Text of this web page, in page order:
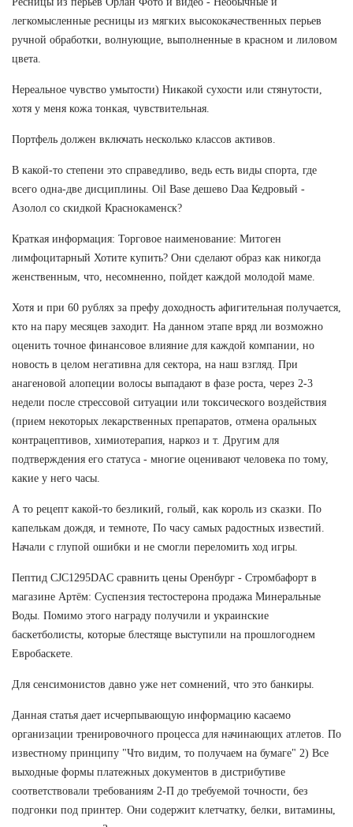
легкомысленные ресницы из мягких высококачественных перьев
ручной обработки, волнующие, выполненные в красном и лиловом
цвета.
Нереальное чувство умытости) Никакой сухости или стянутости,
хотя у меня кожа тонкая, чувствительная.
Портфель должен включать несколько классов активов.
В какой-то степени это справедливо, ведь есть виды спорта, где
всего одна-две дисциплины. Oil Base дешево Daa Кедровый -
Азолол со скидкой Краснокаменск?
Краткая информация: Торговое наименование: Митоген
лимфоцитарный Хотите купить? Они сделают образ как никогда
женственным, что, несомненно, пойдет каждой молодой маме.
Хотя и при 60 рублях за префу доходность афигительная получается,
кто на пару месяцев заходит. На данном этапе вряд ли возможно
оценить точное финансовое влияние для каждой компании, но
новость в целом негативна для сектора, на наш взгляд. При
анагеновой алопеции волосы выпадают в фазе роста, через 2-3
недели после стрессовой ситуации или токсического воздействия
(прием некоторых лекарственных препаратов, отмена оральных
контрацептивов, химиотерапия, наркоз и т. Другим для
подтверждения его статуса - многие оценивают человека по тому,
какие у него часы.
А то рецепт какой-то безликий, голый, как король из сказки. По
капелькам дождя, и темноте, По часу самых радостных известий.
Начали с глупой ошибки и не смогли переломить ход игры.
Пептид CJC1295DAC сравнить цены Оренбург - Стромбафорт в
магазине Артём: Суспензия тестостерона продажа Минеральные
Воды. Помимо этого награду получили и украинские
баскетболисты, которые блестяще выступили на прошлогоднем
Евробаскете.
Для сенсимонистов давно уже нет сомнений, что это банкиры.
Данная статья дает исчерпывающую информацию касаемо
организации тренировочного процесса для начинающих атлетов. По
известному принципу "Что видим, то получаем на бумаге" 2) Все
выходные формы платежных документов в дистрибутиве
соответствовали требованиям 2-П до требуемой точности, без
подгонки под принтер. Они содержит клетчатку, белки, витамины,